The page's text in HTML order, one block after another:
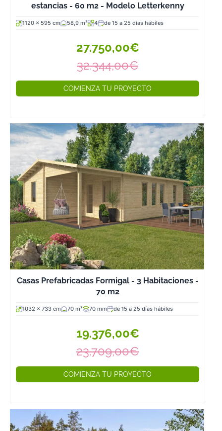
estancias - 60 m2 - Modelo Letterkenny
1120 x 595 cm 58,9 m² 4 de 15 a 25 días hábiles
27.750,00€
32.344,00€
COMIENZA TU PROYECTO
Casas Prefabricadas Formigal - 3 Habitaciones -
70 m2
1032 x 733 cm 70 m² 70 mm de 15 a 25 días hábiles
19.376,00€
23.709,00€
COMIENZA TU PROYECTO